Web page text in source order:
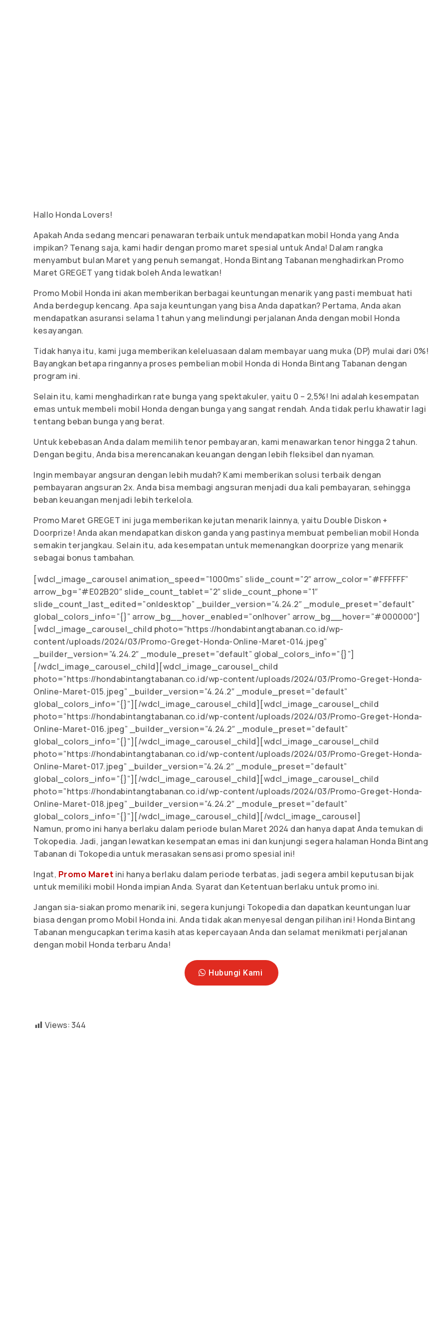
Hallo Honda Lovers!
Apakah Anda sedang mencari penawaran terbaik untuk mendapatkan mobil Honda yang Anda
impikan? Tenang saja, kami hadir dengan promo maret spesial untuk Anda! Dalam rangka
menyambut bulan Maret yang penuh semangat, Honda Bintang Tabanan menghadirkan Promo
Maret GREGET yang tidak boleh Anda lewatkan!
Promo Mobil Honda ini akan memberikan berbagai keuntungan menarik yang pasti membuat hati
Anda berdegup kencang. Apa saja keuntungan yang bisa Anda dapatkan? Pertama, Anda akan
mendapatkan asuransi selama 1 tahun yang melindungi perjalanan Anda dengan mobil Honda
kesayangan.
Tidak hanya itu, kami juga memberikan keleluasaan dalam membayar uang muka (DP) mulai dari 0%!
Bayangkan betapa ringannya proses pembelian mobil Honda di Honda Bintang Tabanan dengan
program ini.
Selain itu, kami menghadirkan rate bunga yang spektakuler, yaitu 0 – 2,5%! Ini adalah kesempatan
emas untuk membeli mobil Honda dengan bunga yang sangat rendah. Anda tidak perlu khawatir lagi
tentang beban bunga yang berat.
Untuk kebebasan Anda dalam memilih tenor pembayaran, kami menawarkan tenor hingga 2 tahun.
Dengan begitu, Anda bisa merencanakan keuangan dengan lebih fleksibel dan nyaman.
Ingin membayar angsuran dengan lebih mudah? Kami memberikan solusi terbaik dengan
pembayaran angsuran 2x. Anda bisa membagi angsuran menjadi dua kali pembayaran, sehingga
beban keuangan menjadi lebih terkelola.
Promo Maret GREGET ini juga memberikan kejutan menarik lainnya, yaitu Double Diskon +
Doorprize! Anda akan mendapatkan diskon ganda yang pastinya membuat pembelian mobil Honda
semakin terjangkau. Selain itu, ada kesempatan untuk memenangkan doorprize yang menarik
sebagai bonus tambahan.
[wdcl_image_carousel animation_speed=”1000ms” slide_count=”2″ arrow_color=”#FFFFFF”
arrow_bg=”#E02B20″ slide_count_tablet=”2″ slide_count_phone=”1″
slide_count_last_edited=”on|desktop” _builder_version=”4.24.2″ _module_preset=”default”
global_colors_info=”{}” arrow_bg__hover_enabled=”on|hover” arrow_bg__hover=”#000000″]
[wdcl_image_carousel_child photo=”https://hondabintangtabanan.co.id/wp-
content/uploads/2024/03/Promo-Greget-Honda-Online-Maret-014.jpeg”
_builder_version=”4.24.2″ _module_preset=”default” global_colors_info=”{}”]
[/wdcl_image_carousel_child][wdcl_image_carousel_child
photo=”https://hondabintangtabanan.co.id/wp-content/uploads/2024/03/Promo-Greget-Honda-
Online-Maret-015.jpeg” _builder_version=”4.24.2″ _module_preset=”default”
global_colors_info=”{}”][/wdcl_image_carousel_child][wdcl_image_carousel_child
photo=”https://hondabintangtabanan.co.id/wp-content/uploads/2024/03/Promo-Greget-Honda-
Online-Maret-016.jpeg” _builder_version=”4.24.2″ _module_preset=”default”
global_colors_info=”{}”][/wdcl_image_carousel_child][wdcl_image_carousel_child
photo=”https://hondabintangtabanan.co.id/wp-content/uploads/2024/03/Promo-Greget-Honda-
Online-Maret-017.jpeg” _builder_version=”4.24.2″ _module_preset=”default”
global_colors_info=”{}”][/wdcl_image_carousel_child][wdcl_image_carousel_child
photo=”https://hondabintangtabanan.co.id/wp-content/uploads/2024/03/Promo-Greget-Honda-
Online-Maret-018.jpeg” _builder_version=”4.24.2″ _module_preset=”default”
global_colors_info=”{}”][/wdcl_image_carousel_child][/wdcl_image_carousel]
Namun, promo ini hanya berlaku dalam periode bulan Maret 2024 dan hanya dapat Anda temukan di
Tokopedia. Jadi, jangan lewatkan kesempatan emas ini dan kunjungi segera halaman Honda Bintang
Tabanan di Tokopedia untuk merasakan sensasi promo spesial ini!
Ingat, Promo Maret ini hanya berlaku dalam periode terbatas, jadi segera ambil keputusan bijak
untuk memiliki mobil Honda impian Anda. Syarat dan Ketentuan berlaku untuk promo ini.
Jangan sia-siakan promo menarik ini, segera kunjungi Tokopedia dan dapatkan keuntungan luar
biasa dengan promo Mobil Honda ini. Anda tidak akan menyesal dengan pilihan ini! Honda Bintang
Tabanan mengucapkan terima kasih atas kepercayaan Anda dan selamat menikmati perjalanan
dengan mobil Honda terbaru Anda!
Hubungi Kami
Views:344